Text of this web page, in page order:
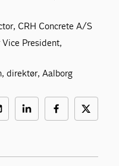
CRH Concrete A/S
President,
direktør, Aalborg